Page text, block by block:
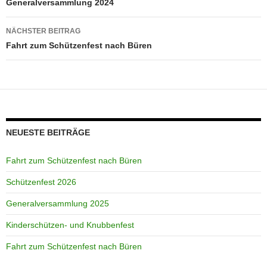
Generalversammlung 2024
NÄCHSTER BEITRAG
Fahrt zum Schützenfest nach Büren
NEUESTE BEITRÄGE
Fahrt zum Schützenfest nach Büren
Schützenfest 2026
Generalversammlung 2025
Kinderschützen- und Knubbenfest
Fahrt zum Schützenfest nach Büren